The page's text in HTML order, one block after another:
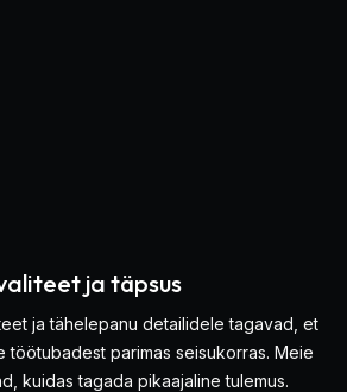
ja täpsus
ja tähelepanu detailidele tagavad, et
töötubadest parimas seisukorras. Meie
kuidas tagada pikaajaline tulemus.